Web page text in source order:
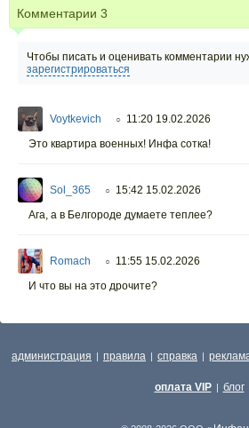
Комментарии 3
Чтобы писать и оценивать комментарии
зарегистрироваться
Voytkevich ○ 11:20 19.02.2026
Это квартира военных! Инфа сотка!
Sol_365 ○ 15:42 15.02.2026
Ага, а в Белгороде думаете теплее?
Romach ○ 11:55 15.02.2026
И что вы на это дрочите?
администрация | правила | справка |
оплата VIP | блог